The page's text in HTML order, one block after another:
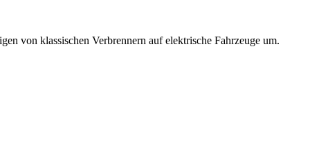
von klassischen Verbrennern auf elektrische Fahrzeuge um.